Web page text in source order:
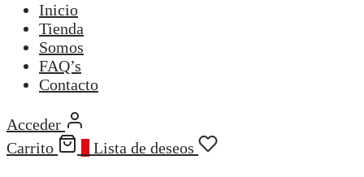
Inicio
Tienda
Somos
FAQ’s
Contacto
Acceder
Carrito
Lista de deseos